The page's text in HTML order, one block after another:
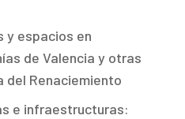
y espacios en
de Valencia y otras
del Renaciemiento
e infraestructuras: